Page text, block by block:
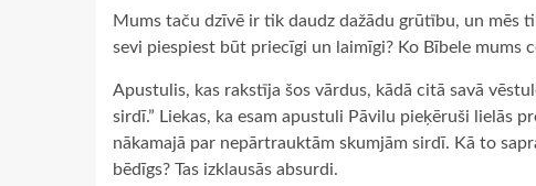
Mums taču dzīvē ir tik daudz dažādu grūtību, un mēs
sevi piespiest būt priecīgi un laimīgi? Ko Bībele mums
Apustulis, kas rakstīja šos vārdus, kādā citā savā
sirdī.” Liekas, ka esam apustuli Pāvilu pieķēruši lielās
nākamajā par nepārtrauktām skumjām sirdī. Kā to
bēdīgs? Tas izklausās absurdi.